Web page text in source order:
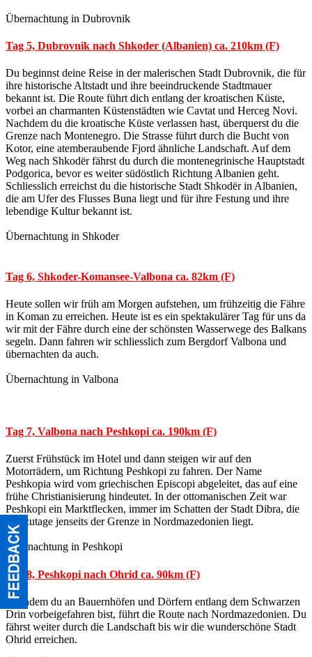
Übernachtung in Dubrovnik
Tag 5, Dubrovnik nach Shkoder (Albanien) ca. 210km (F)
Du beginnst deine Reise in der malerischen Stadt Dubrovnik, die für
ihre historische Altstadt und ihre beeindruckende Stadtmauer
bekannt ist. Die Route führt dich entlang der kroatischen Küste,
vorbei an charmanten Küstenstädten wie Cavtat und Herceg Novi.
Nachdem du die kroatische Küste verlassen hast, überquerst du die
Grenze nach Montenegro. Die Strasse führt durch die Bucht von
Kotor, eine atemberaubende Fjord ähnliche Landschaft. Auf dem
Weg nach Shkodër fährst du durch die montenegrinische Hauptstadt
Podgorica, bevor es weiter südöstlich Richtung Albanien geht.
Schliesslich erreichst du die historische Stadt Shkodër in Albanien,
die am Ufer des Flusses Buna liegt und für ihre Festung und ihre
lebendige Kultur bekannt ist.
Übernachtung in Shkoder
Tag 6, Shkoder-Komansee-Valbona ca. 82km (F)
Heute sollen wir früh am Morgen aufstehen, um frühzeitig die Fähre
in Koman zu erreichen. Heute ist es ein spektakulärer Tag für uns da
wir mit der Fähre durch eine der schönsten Wasserwege des Balkans
segeln. Dann fahren wir schliesslich zum Bergdorf Valbona und
übernachten da auch.
Übernachtung in Valbona
Tag 7, Valbona nach Peshkopi ca. 190km (F)
Zuerst Frühstück im Hotel und dann steigen wir auf den
Motorrädern, um Richtung Peshkopi zu fahren. Der Name
Peshkopia wird vom griechischen Episcopi abgeleitet, das auf eine
frühe Christianisierung hindeutet. In der ottomanischen Zeit war
Peshkopi ein Marktflecken, immer im Schatten der Stadt Dibra, die
heutzutage jenseits der Grenze in Nordmazedonien liegt.
Übernachtung in Peshkopi
Tag 8, Peshkopi nach Ohrid ca. 90km (F)
Nachdem du an Bauernhöfen und Dörfern entlang dem Schwarzen
Drin vorbeigefahren bist, führt die Route nach Nordmazedonien. Du
fährst weiter durch die Landschaft bis wir die wunderschöne Stadt
Ohrid erreichen.